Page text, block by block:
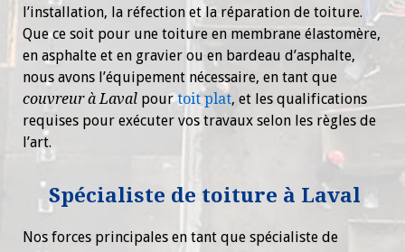
l’installation, la réfection et la réparation de toiture.
Que ce soit pour une toiture en membrane élastomère,
en asphalte et en gravier ou en bardeau d’asphalte,
nous avons l’équipement nécessaire, en tant que
couvreur à Laval pourtoit plat, et les qualifications
requises pour exécuter vos travaux selon les règles de
l’art.
Spécialiste de toiture à Laval
Nos forces principales en tant que spécialiste de